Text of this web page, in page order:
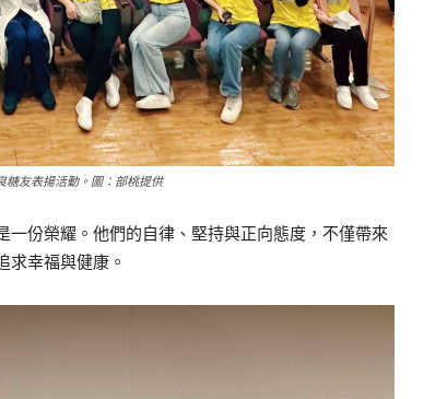
糖友表揚活動。圖：部桃提供
份榮耀。他們的自律、堅持與正向態度，不僅帶來
求幸福與健康。